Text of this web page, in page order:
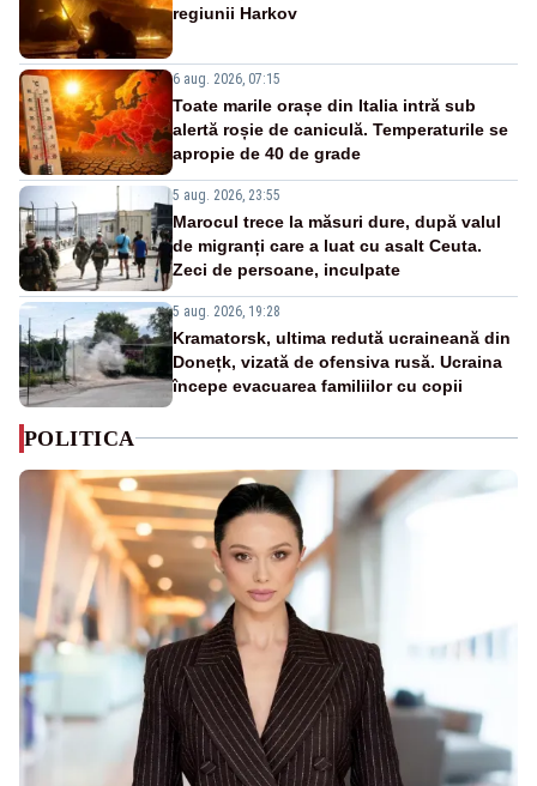
regiunii Harkov
6 aug. 2026, 07:15
Toate marile orașe din Italia intră sub
alertă roșie de caniculă. Temperaturile se
apropie de 40 de grade
5 aug. 2026, 23:55
Marocul trece la măsuri dure, după valul
de migranți care a luat cu asalt Ceuta.
Zeci de persoane, inculpate
5 aug. 2026, 19:28
Kramatorsk, ultima redută ucraineană din
Donețk, vizată de ofensiva rusă. Ucraina
începe evacuarea familiilor cu copii
POLITICA